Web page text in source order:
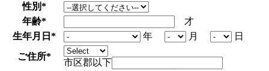
性別*
年齢*
才
生年月日 * 年 月
日
ご住所*
市区郡以下